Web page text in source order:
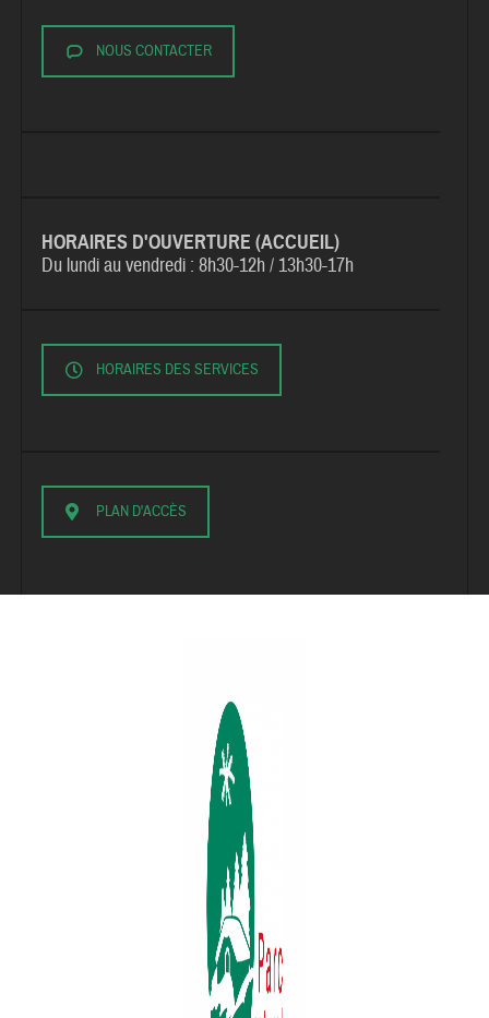
NOUS CONTACTER
HORAIRES D'OUVERTURE (ACCUEIL)
Du lundi au vendredi :8h30-12h / 13h30-17h
HORAIRES DES SERVICES
PLAN D'ACCÈS